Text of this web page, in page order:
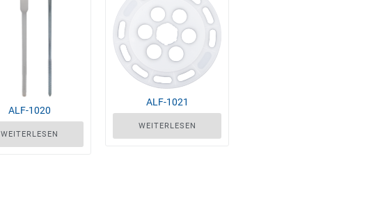
ALF-1020
WEITERLESEN
ALF-1021
WEITERLESEN